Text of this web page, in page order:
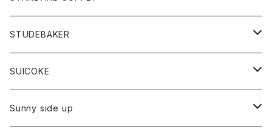
Tシャツ
バック
カーディガン
ショートパンツ
パンツ
レディース
カットソー
カーディガン
カットソー
ボトム
パンツ
オーバーオール
財布
バッグ
STUDEBAKER
アクセサリー
ブレスレット
SUICOKE
ブーツ
Sunny side up